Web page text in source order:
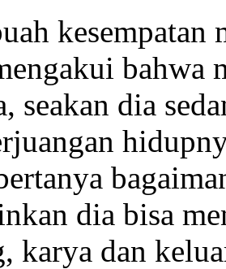
kesempatan
bahwa
seakan dia
dia bisa
karya dan